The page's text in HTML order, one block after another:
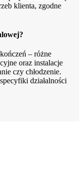
klienta, zgodne
– różne
oraz instalacje
czy chłodzenie.
działalności